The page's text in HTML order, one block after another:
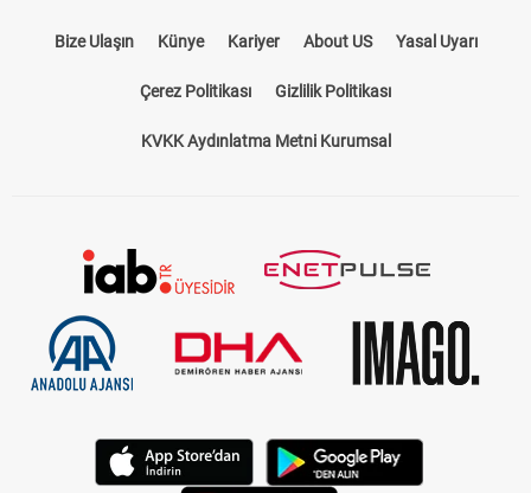
Bize Ulaşın Künye Kariyer About US Yasal Uyarı
Çerez Politikası Gizlilik Politikası
KVKK Aydınlatma Metni Kurumsal